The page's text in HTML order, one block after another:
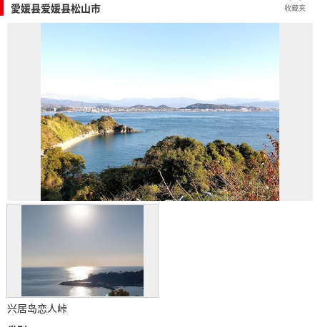
愛媛县爱媛县松山市
兴居岛恋人峠
收藏夹